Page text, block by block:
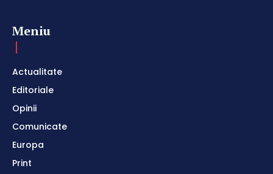
Meniu
Actualitate
Editoriale
Opinii
Comunicate
Europa
Print